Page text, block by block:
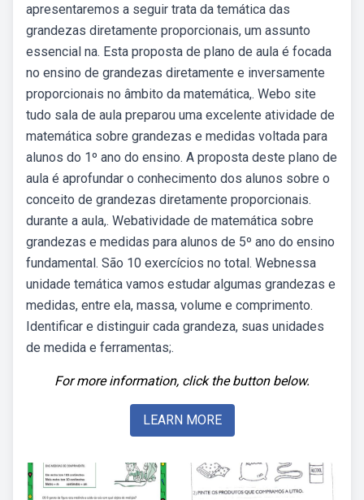
apresentaremos a seguir trata da temática das
grandezas diretamente proporcionais, um assunto
essencial na. Esta proposta de plano de aula é focada
no ensino de grandezas diretamente e inversamente
proporcionais no âmbito da matemática,. Webo site
tudo sala de aula preparou uma excelente atividade de
matemática sobre grandezas e medidas voltada para
alunos do 1º ano do ensino. A proposta deste plano de
aula é aprofundar o conhecimento dos alunos sobre o
conceito de grandezas diretamente proporcionais.
durante a aula,. Webatividade de matemática sobre
grandezas e medidas para alunos de 5º ano do ensino
fundamental. São 10 exercícios no total. Webnessa
unidade temática vamos estudar algumas grandezas e
medidas, entre ela, massa, volume e comprimento.
Identificar e distinguir cada grandeza, suas unidades
de medida e ferramentas;.
For more information, click the button below.
LEARN MORE